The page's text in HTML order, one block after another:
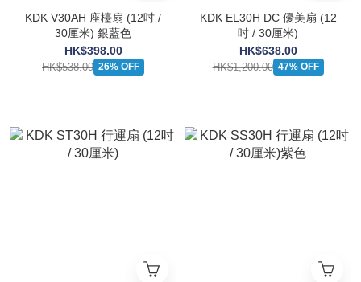
KDK V30AH 座檯扇 (12吋 /
30厘米) 銀藍色
HK$398.00
HK$538.00 26% OFF
KDK EL30H DC 優美扇 (12
吋 / 30厘米)
HK$638.00
HK$1,200.00 47% OFF